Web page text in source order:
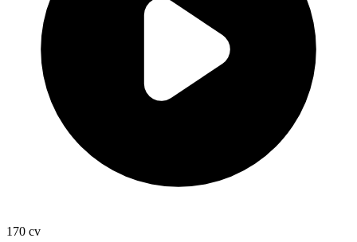
170 cv